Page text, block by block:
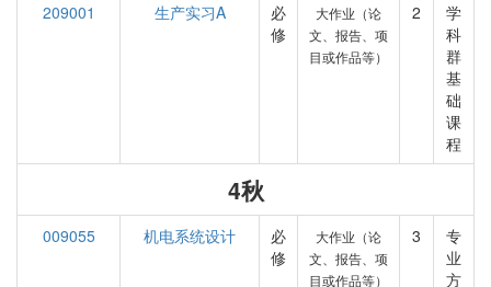
209001 生产实习A
必
修
大作业（论
文、报告、项
目或作品等）
2
学
科
群
基
础
课
程
4秋
009055 机电系统设计
必
修
大作业（论
文、报告、项
目或作品等）
3
专
业
方